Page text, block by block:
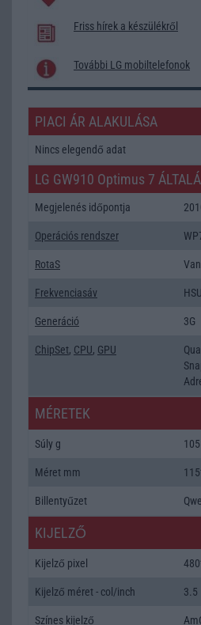
Friss hírek a készülékről
További LG mobiltelefonok
PIACI ÁR ALAKULÁSA
Nincs elegendő adat
LG GW910 Optimus 7
Megjelenés időpontja
Operációs rendszer
RotaS Van
Frekvenciasáv
Generáció 3G
ChipSet, CPU, GPU
MÉRETEK
Súly g 105
Méret mm
Billentyűzet
KIJELZŐ
Kijelző pixel
Kijelző méret - col/inch 3.5
Színes kijelző